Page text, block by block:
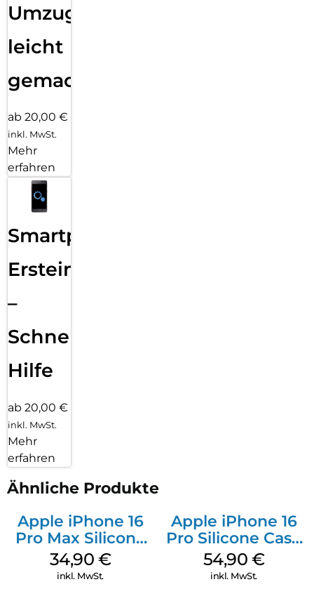
Umzug
leicht
gemacht!
ab 20,00 €
inkl. MwSt.
Mehr
erfahren
Smartphone
Ersteinrichtung
–
Schnelle
Hilfe
ab 20,00 €
inkl. MwSt.
Mehr
erfahren
Ähnliche Produkte
Apple iPhone 16
Pro Max Silicone
Case MagSafe
Denim
34,90 €
inkl. MwSt.
Apple iPhone 16
Pro Silicone Case
MagSafe Black
54,90 €
inkl. MwSt.